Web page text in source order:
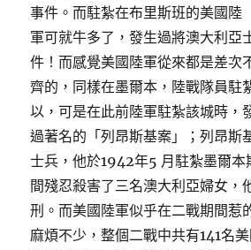
事件。而駐紮在布里斯班的美國陸
軍可就牛多了，發生過將澳大利亞
件！而感覺美國陸軍從來都是差次
齊的，同樣在墨爾本，陸戰隊員駐
以，可是在此前陸軍駐紮該城時，
過著名的「列昂斯基案」；列昂斯
士兵，他於1942年5 月駐紮墨爾本
間殘忍殺害了三名澳大利亞婦女，
刑。而美國陸軍似乎在二戰期間惹
麻煩不少，整個二戰中共有141名